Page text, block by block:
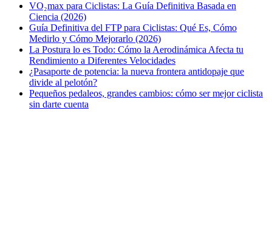
VO₂max para Ciclistas: La Guía Definitiva Basada en
Ciencia (2026)
Guía Definitiva del FTP para Ciclistas: Qué Es, Cómo
Medirlo y Cómo Mejorarlo (2026)
La Postura lo es Todo: Cómo la Aerodinámica Afecta tu
Rendimiento a Diferentes Velocidades
¿Pasaporte de potencia: la nueva frontera antidopaje que
divide al pelotón?
Pequeños pedaleos, grandes cambios: cómo ser mejor ciclista
sin darte cuenta